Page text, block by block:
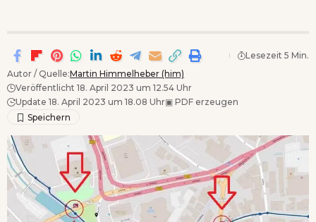
Autor / Quelle:Martin Himmelheber (him)
Veröffentlicht 18. April 2023 um 12.54 Uhr
Update 18. April 2023 um 18.08 Uhr▣ PDF erzeugen
Lesezeit 5 Min.